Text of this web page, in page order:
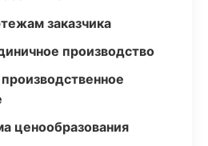
заказчика
производство
ценообразования